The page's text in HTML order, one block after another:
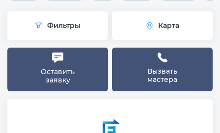
Фильтры Карта
Оставить
заявку
Вызвать
мастера